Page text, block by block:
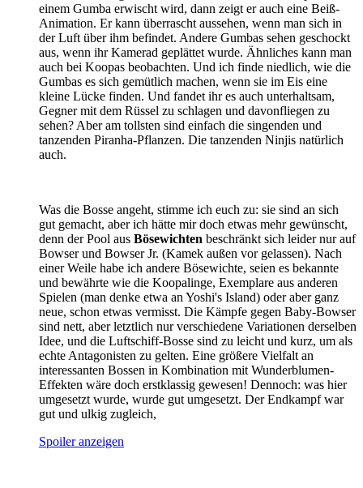
einem Gumba erwischt wird, dann zeigt er auch eine Beiß-
Animation. Er kann überrascht aussehen, wenn man sich in
der Luft über ihm befindet. Andere Gumbas sehen geschockt
aus, wenn ihr Kamerad geplättet wurde. Ähnliches kann man
auch bei Koopas beobachten. Und ich finde niedlich, wie die
Gumbas es sich gemütlich machen, wenn sie im Eis eine
kleine Lücke finden. Und fandet ihr es auch unterhaltsam,
Gegner mit dem Rüssel zu schlagen und davonfliegen zu
sehen? Aber am tollsten sind einfach die singenden und
tanzenden Piranha-Pflanzen. Die tanzenden Ninjis natürlich
auch.
Was die Bosse angeht, stimme ich euch zu: sie sind an sich
gut gemacht, aber ich hätte mir doch etwas mehr gewünscht,
denn der Pool aus Bösewichten beschränkt sich leider nur auf
Bowser und Bowser Jr. (Kamek außen vor gelassen). Nach
einer Weile habe ich andere Bösewichte, seien es bekannte
und bewährte wie die Koopalinge, Exemplare aus anderen
Spielen (man denke etwa an Yoshi's Island) oder aber ganz
neue, schon etwas vermisst. Die Kämpfe gegen Baby-Bowser
sind nett, aber letztlich nur verschiedene Variationen derselben
Idee, und die Luftschiff-Bosse sind zu leicht und kurz, um als
echte Antagonisten zu gelten. Eine größere Vielfalt an
interessanten Bossen in Kombination mit Wunderblumen-
Effekten wäre doch erstklassig gewesen! Dennoch: was hier
umgesetzt wurde, wurde gut umgesetzt. Der Endkampf war
gut und ulkig zugleich,
Spoiler anzeigen